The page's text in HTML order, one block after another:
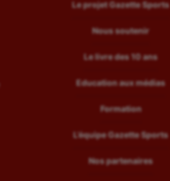
Le projet Gazette Sports
Nous soutenir
Le livre des 10 ans
Education aux médias
Formation
L’équipe Gazette Sports
Nos partenaires